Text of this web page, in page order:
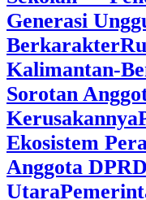
Generasi
Berkarakter
Kalimantan-
Sorotan
Kerusakannya
Ekosistem
Anggota
Utara